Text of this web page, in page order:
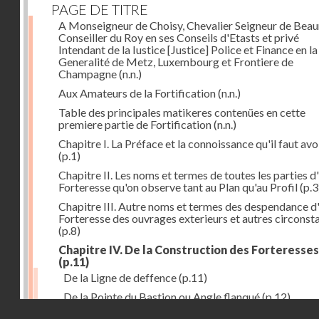
PAGE DE TITRE
A Monseigneur de Choisy, Chevalier Seigneur de
Conseiller du Roy en ses Conseils d'Etasts et privé
Intendant de la Iustice [Justice] Police et Finance en la
Generalité de Metz, Luxembourg et Frontiere de
Champagne(n.n.)
Aux Amateurs de la Fortification(n.n.)
Table des principales matikeres contenües en cette
premiere partie de Fortification(n.n.)
Chapitre I. La Préface et la connoissance qu'il faut
(p.1)
Chapitre II. Les noms et termes de toutes les parties
Forteresse qu'on observe tant au Plan qu'au Profil
Chapitre III. Autre noms et termes des despendance
Forteresse des ouvrages exterieurs et autres
(p.8)
Chapitre IV. De la Construction des Forteresses
(p.11)
De la Ligne de deffence(p.11)
De la Pointe du Bastion ou Angle flanqué(p.12)